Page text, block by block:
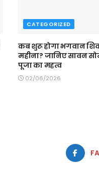
CATEGORIZED
कब शुरू होगा भगवान शिव
महीना? जानिए सावन
पूजा का महत्व
02/06/2026